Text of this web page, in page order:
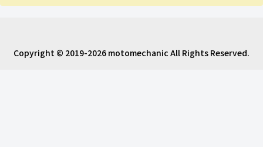
Copyright © 2019-2026 motomechanic All Rights Reserved.